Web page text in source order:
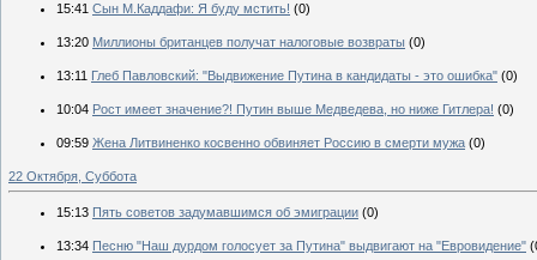
15:41 Cын М.Каддафи: Я буду мстить! (0)
13:20 Миллионы британцев получат налоговые возвраты (0)
13:11 Глеб Павловский: "Выдвижение Путина в кандидаты - это ошибка" (0)
10:04 Рост имеет значение?! Путин выше Медведева, но ниже Гитлера! (0)
09:59 Жена Литвиненко косвенно обвиняет Россию в смерти мужа (0)
22 Октября, Суббота
15:13 Пять советов задумавшимся об эмиграции (0)
13:34 Песню "Наш дурдом голосует за Путина" выдвигают на "Евровидение"